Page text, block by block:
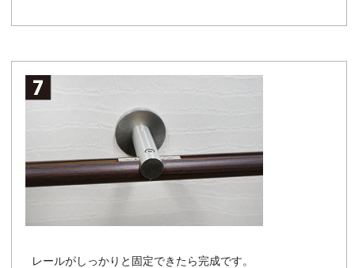
レールがしっかりと固定できたら完成です。